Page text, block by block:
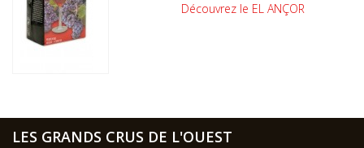
Découvrez le EL ANÇOR
LES GRANDS CRUS DE L'OUEST